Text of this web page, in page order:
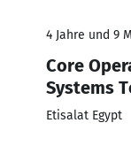
4 Jahre und 9
Core
Systems
Etisalat Egypt